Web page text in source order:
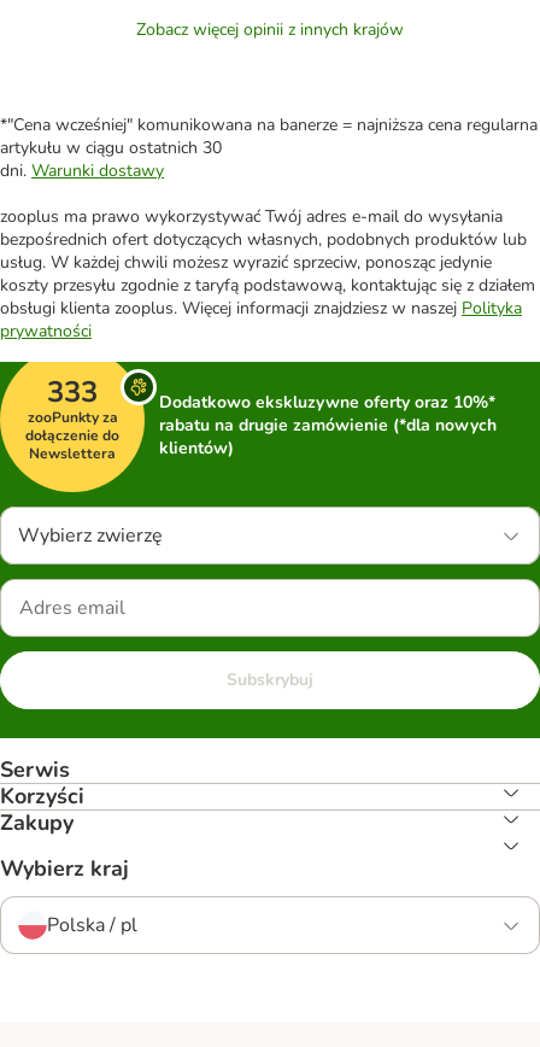
Zobacz więcej opinii z innych krajów
*"Cena wcześniej" komunikowana na banerze = najniższa cena regularna
artykułu w ciągu ostatnich 30
dni. Warunki dostawy
zooplus ma prawo wykorzystywać Twój adres e-mail do wysyłania
bezpośrednich ofert dotyczących własnych, podobnych produktów lub
usług. W każdej chwili możesz wyrazić sprzeciw, ponosząc jedynie
koszty przesyłu zgodnie z taryfą podstawową, kontaktując się z działem
obsługi klienta zooplus. Więcej informacji znajdziesz w naszej Polityka
prywatności
333
zooPunkty za
dołączenie do
Newslettera
Dodatkowo ekskluzywne oferty oraz 10%*
rabatu na drugie zamówienie (*dla nowych
klientów)
Wybierz zwierzę
Subskrybuj
Serwis
Korzyści
Zakupy
Wybierz kraj
Polska / pl